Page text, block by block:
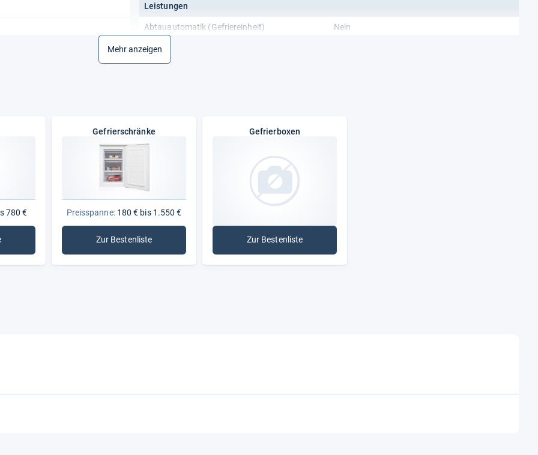
Leistungen
Abtauautomatik (Gefriereinheit) Nein
Gefrierkapazität
Lärmemissionsklasse
Schnellfrost-Funktion
Mehr anzeigen
780 €
Gefrierschränke
Preisspanne:180 € bis 1.550 €
Zur Bestenliste: Gefrierschränke
Gefrierboxen
Zur Bestenliste
: Gefrierboxen